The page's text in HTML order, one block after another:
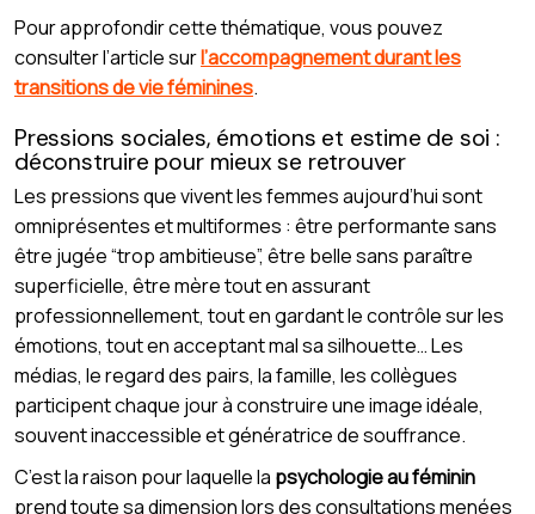
Pour approfondir cette thématique, vous pouvez
consulter l’article surl’accompagnement durant les
transitions de vie féminines.
Pressions sociales, émotions et estime de soi :
déconstruire pour mieux se retrouver
Les pressions que vivent les femmes aujourd’hui sont
omniprésentes et multiformes : être performante sans
être jugée “trop ambitieuse”, être belle sans paraître
superficielle, être mère tout en assurant
professionnellement, tout en gardant le contrôle sur les
émotions, tout en acceptant mal sa silhouette… Les
médias, le regard des pairs, la famille, les collègues
participent chaque jour à construire une image idéale,
souvent inaccessible et génératrice de souffrance.
C’est la raison pour laquelle la psychologie au féminin
prend toute sa dimension lors des consultations menées